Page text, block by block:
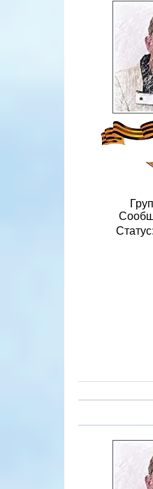
Статус: